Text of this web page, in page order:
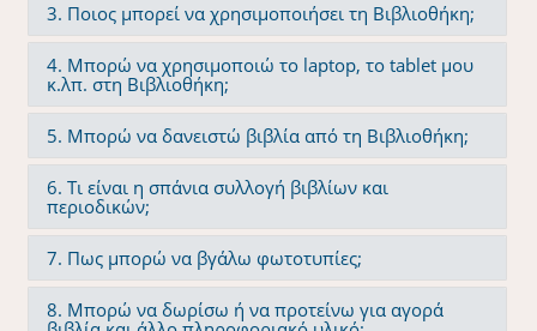
3. Ποιος μπορεί να χρησιμοποιήσει τη Βιβλιοθήκη;
4. Μπορώ να χρησιμοποιώ το laptop, το tablet μου
κ.λπ. στη Βιβλιοθήκη;
5. Μπορώ να δανειστώ βιβλία από τη Βιβλιοθήκη;
6. Τι είναι η σπάνια συλλογή βιβλίων και
περιοδικών;
7. Πως μπορώ να βγάλω φωτοτυπίες;
8. Μπορώ να δωρίσω ή να προτείνω για αγορά